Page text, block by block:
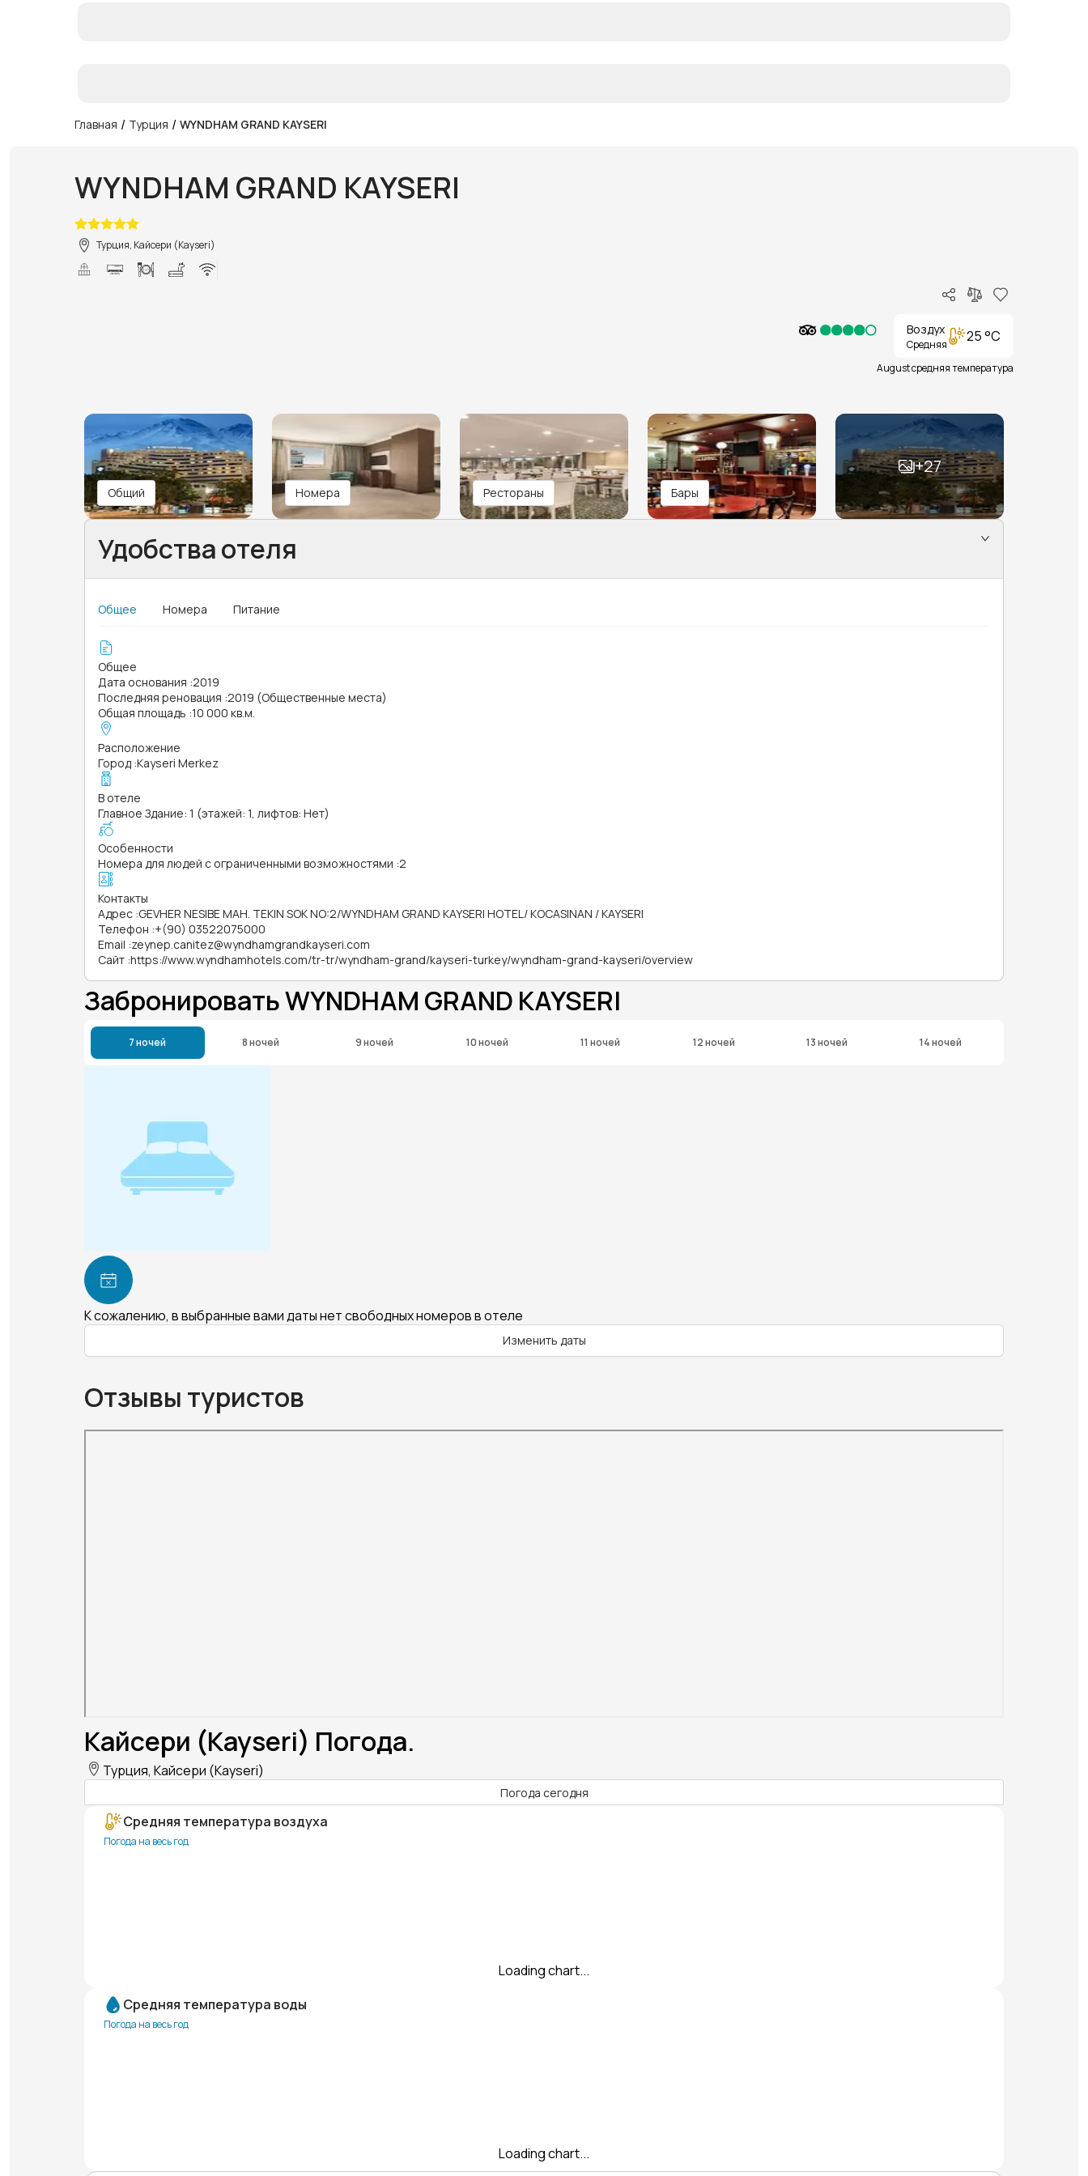
Главная / Турция / WYNDHAM GRAND KAYSERI
WYNDHAM GRAND KAYSERI
Турция, Кайсери (Kayseri)
Воздух
Средняя 25 °C
August средняя температура
Общий Номера Рестораны Бары
+27
Удобства отеля
Общее Номера Питание
Общее
Дата основания :2019
Последняя реновация :2019 (Общественные места)
Общая площадь :10 000 кв.м.
Расположение
Город :Kayseri Merkez
В отеле
Главное Здание: 1 (этажей: 1, лифтов: Нет)
Особенности
Номера для людей с ограниченными возможностями :2
Контакты
Адрес :GEVHER NESIBE MAH. TEKIN SOK NO:2/WYNDHAM GRAND KAYSERI HOTEL/ KOCASINAN / KAYSERI
Телефон :+(90) 03522075000
Email :zeynep.canitez@wyndhamgrandkayseri.com
Сайт :https://www.wyndhamhotels.com/tr-tr/wyndham-grand/kayseri-turkey/wyndham-grand-kayseri/overview
Забронировать WYNDHAM GRAND KAYSERI
7 ночей 8 ночей 9 ночей 10 ночей 11 ночей 12 ночей 13 ночей 14 ночей
К сожалению, в выбранные вами даты нет свободных номеров в отеле
Изменить даты
Отзывы туристов
Кайсери (Kayseri) Погода.
Турция, Кайсери (Kayseri)
Погода сегодня
Средняя температура воздуха
Погода на весь год
Loading chart...
Средняя температура воды
Погода на весь год
Loading chart...